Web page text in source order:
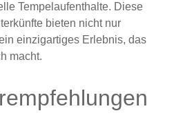
Tempelaufenthalte. Diese
bieten nicht nur
einzigartiges Erlebnis, das
macht.